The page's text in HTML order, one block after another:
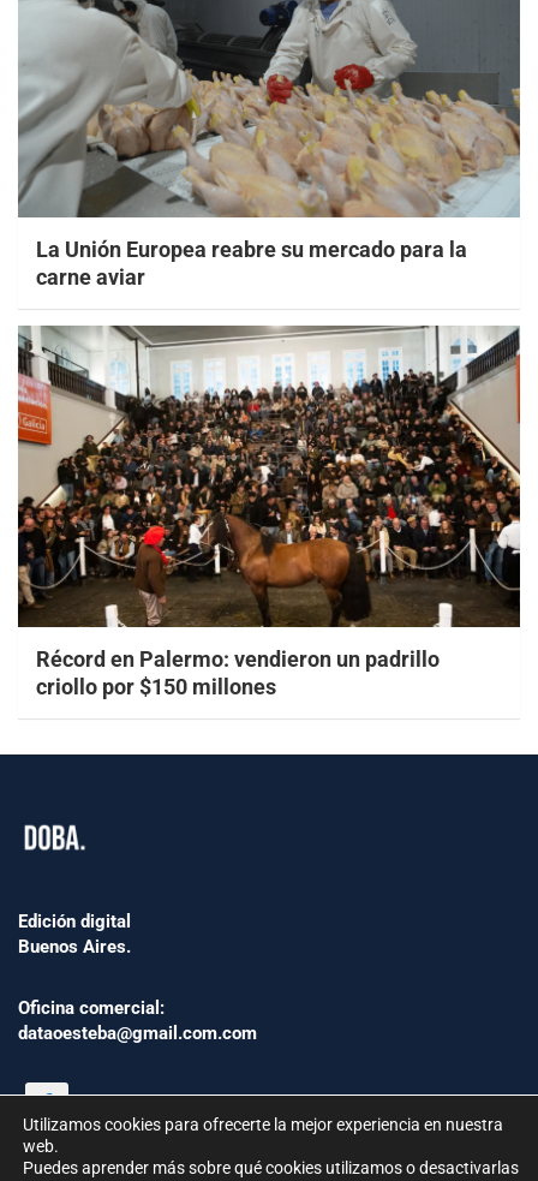
La Unión Europea reabre su mercado para la
carne aviar
Récord en Palermo: vendieron un padrillo
criollo por $150 millones
Edición digital
Buenos Aires.
Oficina comercial:
dataoesteba@gmail.com.com
Utilizamos cookies para ofrecerte la mejor experiencia en nuestra
web.
Puedes aprender más sobre qué cookies utilizamos o desactivarlas